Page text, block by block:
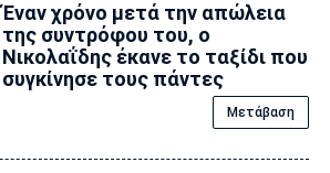
Έναν χρόνο μετά την απώλεια
της συντρόφου του, ο
Νικολαΐδης έκανε το ταξίδι που
συγκίνησε τους πάντες
Μετάβαση